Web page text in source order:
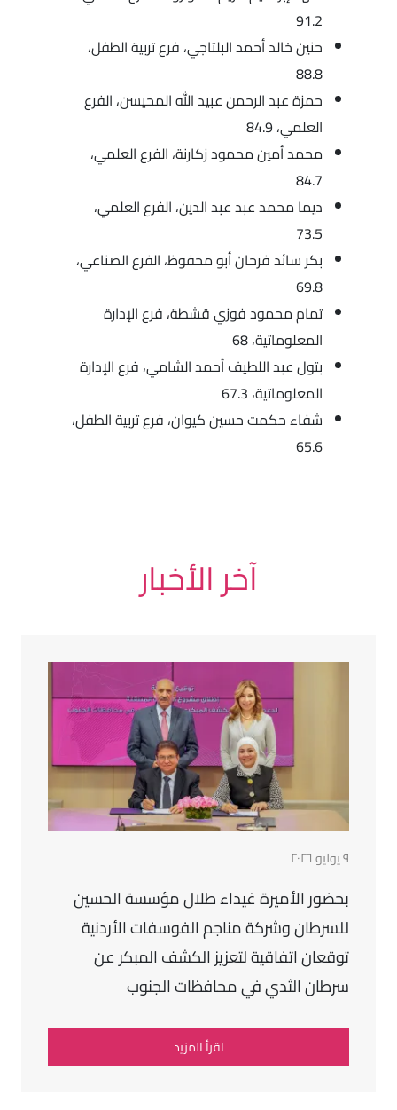
91.2
حنين خالد أحمد البلتاجي، فرع تربية الطفل،
88.8
حمزة عبد الرحمن عبيد الله المحيسن، الفرع
العلمي، 84.9
محمد أمين محمود زكارنة، الفرع العلمي،
84.7
ديما محمد عبد عبد الدين، الفرع العلمي،
73.5
بكر سائد فرحان أبو محفوظ، الفرع الصناعي،
69.8
تمام محمود فوزي قشطة، فرع الإدارة
المعلوماتية، 68
بتول عبد اللطيف أحمد الشامي، فرع الإدارة
المعلوماتية، 67.3
شفاء حكمت حسين كيوان، فرع تربية الطفل،
65.6
آخر الأخبار
٩ يوليو ٢٠٢٦
بحضور الأميرة غيداء طلال مؤسسة الحسين
للسرطان وشركة مناجم الفوسفات الأردنية
توقعان اتفاقية لتعزيز الكشف المبكر عن
سرطان الثدي في محافظات الجنوب
اقرأ المزيد